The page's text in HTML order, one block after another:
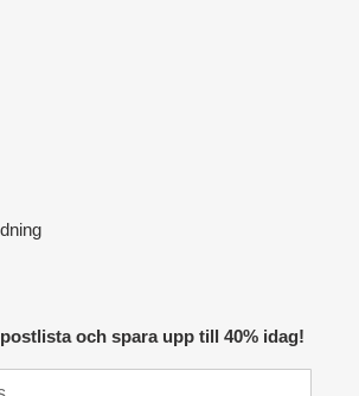
och spara upp till 40% idag!